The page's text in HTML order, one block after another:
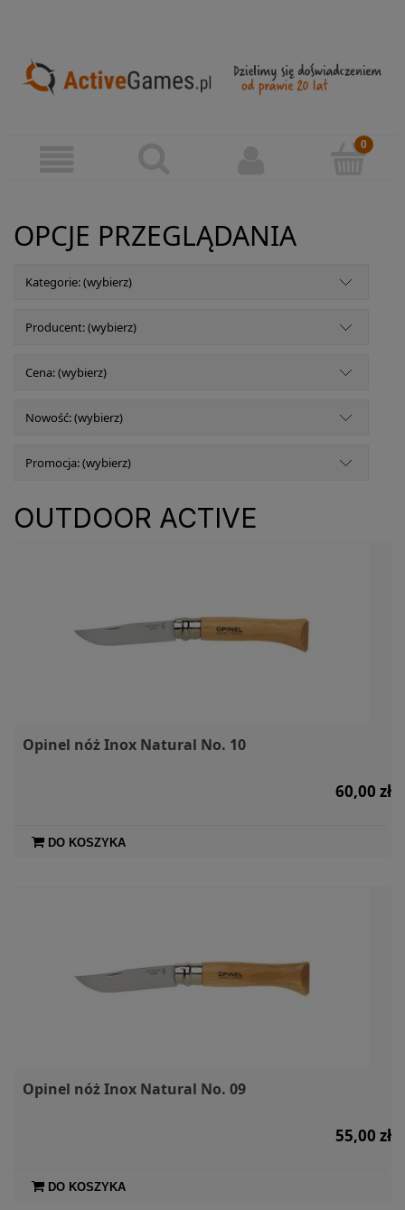
OPCJE PRZEGLĄDANIA
Kategorie: (wybierz)
Producent: (wybierz)
Cena: (wybierz)
Nowość: (wybierz)
Promocja: (wybierz)
OUTDOOR ACTIVE
Opinel nóż Inox Natural No. 10
60,00 zł
DO KOSZYKA
Opinel nóż Inox Natural No. 09
55,00 zł
DO KOSZYKA